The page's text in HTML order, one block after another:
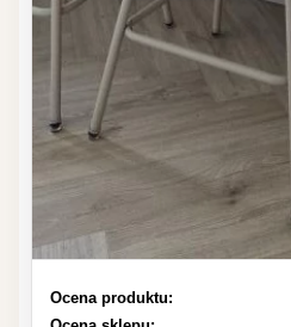
Ocena produktu: